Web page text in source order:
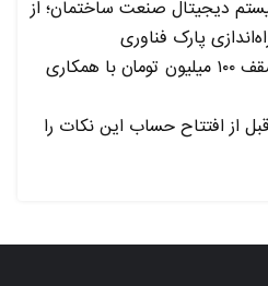
دیجیتال صنعت ساختمان؛ از
پارک فناوری
امکان خرید نقره اقساطی تا سقف ۱۰۰ میلیون تومان با همکاری
قبل از افتتاح حساب این نکات را